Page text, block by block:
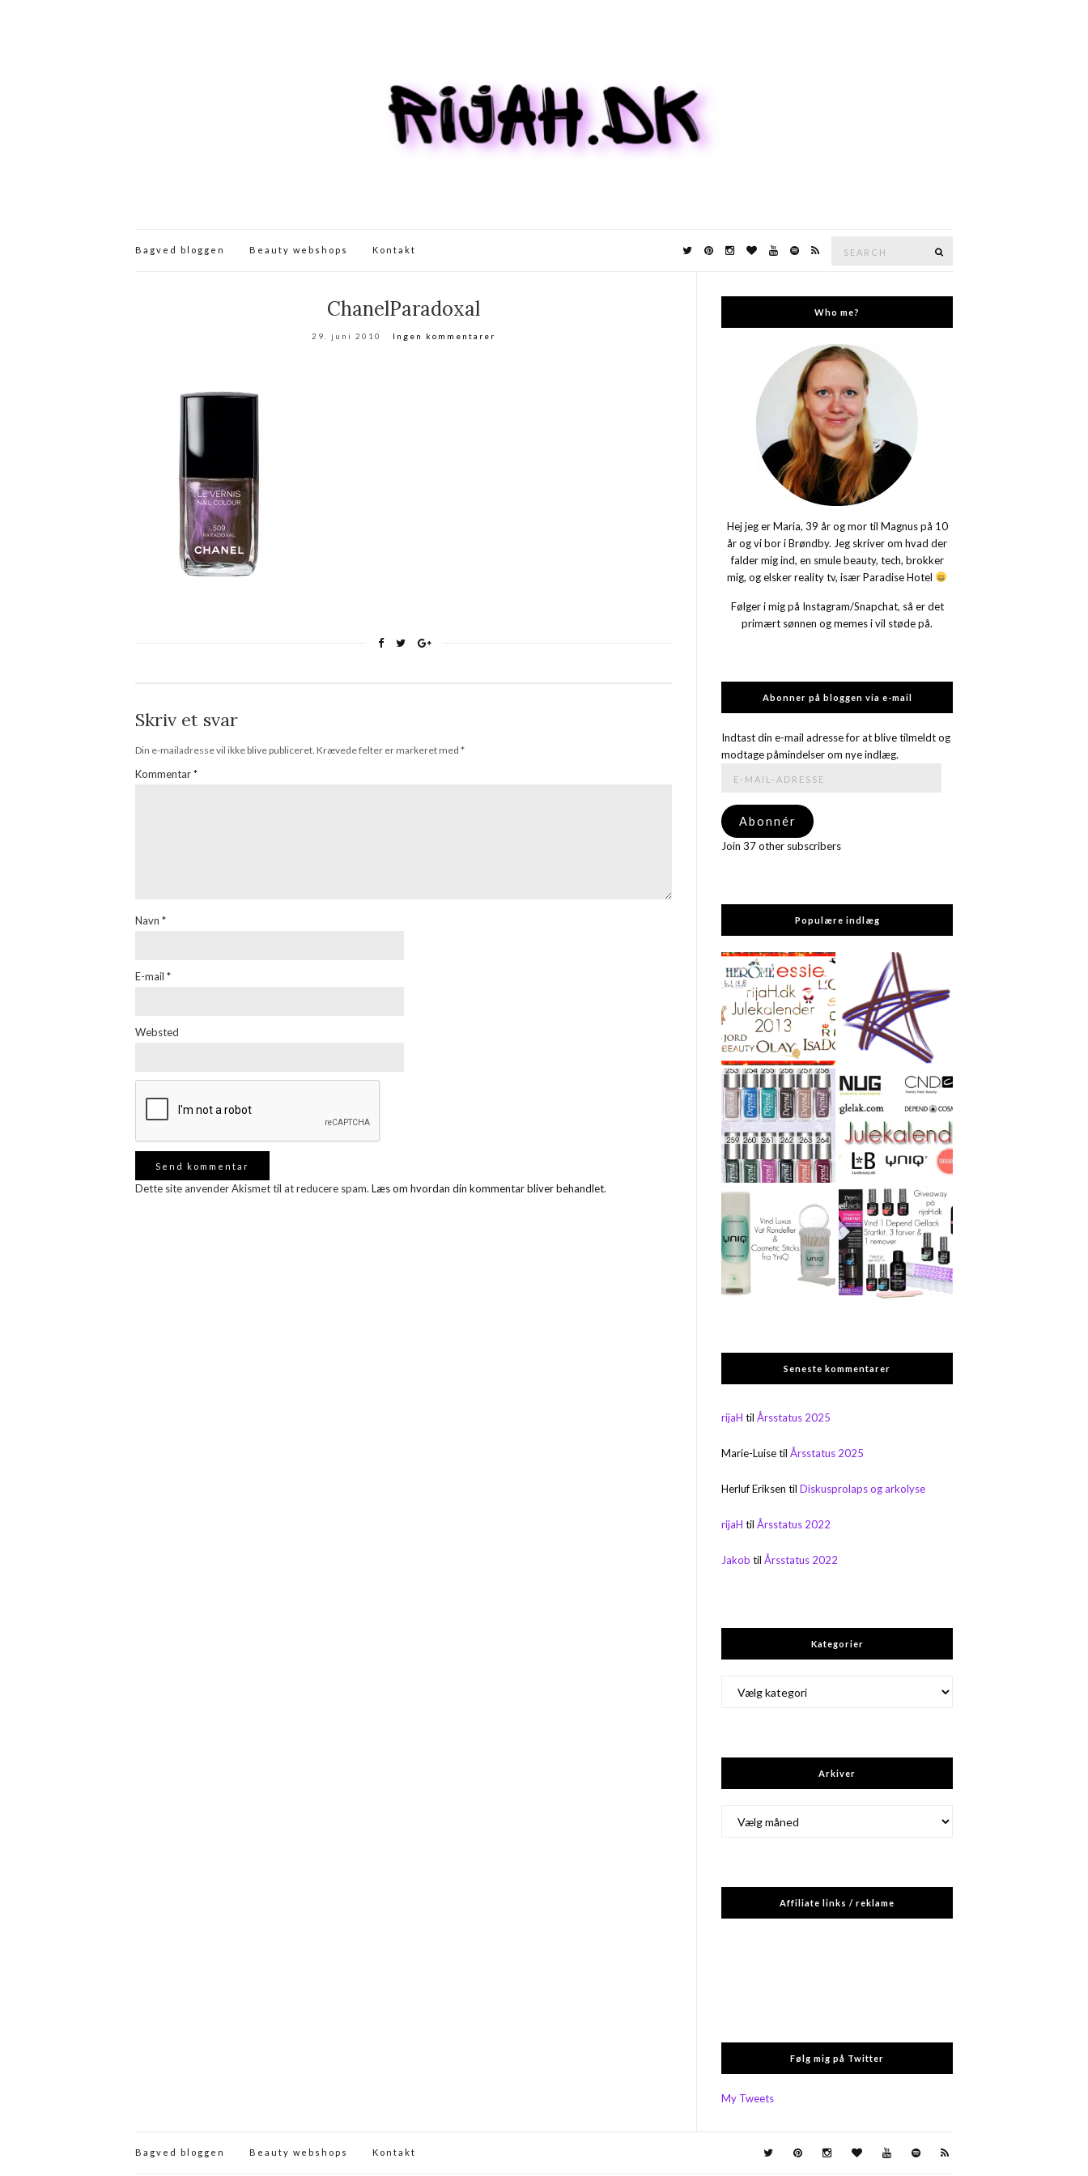
Bagved bloggen Beauty webshops Kontakt
ChanelParadoxal
29. juni 2010 Ingen kommentarer
Skriv et svar
Din e-mailadresse vil ikke blive publiceret. Krævede felter er markeret med *
Kommentar*
Navn *
E-mail *
Websted
Dette site anvender Akismet til at reducere spam. Læs om hvordan din kommentar bliver behandlet.
Who me?
Hej jeg er Maria, 39 år og mor til Magnus på 10
år og vi bor i Brøndby. Jeg skriver om hvad der
falder mig ind, en smule beauty, tech, brokker
mig, og elsker reality tv, især Paradise Hotel
Følger i mig på Instagram/Snapchat, så er det
primært sønnen og memes i vil støde på.
Abonner på bloggen via e-mail
Indtast din e-mail adresse for at blive tilmeldt og
modtage påmindelser om nye indlæg.
adresse
Abonnér
Join 37 other subscribers
Populære indlæg
Seneste kommentarer
rijaH tilÅrsstatus 2025
Marie-LuisetilÅrsstatus 2025
Herluf Eriksen tilDiskusprolaps og arkolyse
rijaH tilÅrsstatus 2022
Jakob tilÅrsstatus 2022
Kategorier
Arkiver
Affiliate links / reklame
Følg mig på Twitter
My Tweets
Bagved bloggen Beauty webshops Kontakt